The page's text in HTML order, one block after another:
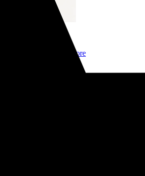
per Storia d'Amore
22 — 70132 Bari | C.F. e P.IVA
amt.com | R.E.A. BA - 654296
e ricevi subito uno